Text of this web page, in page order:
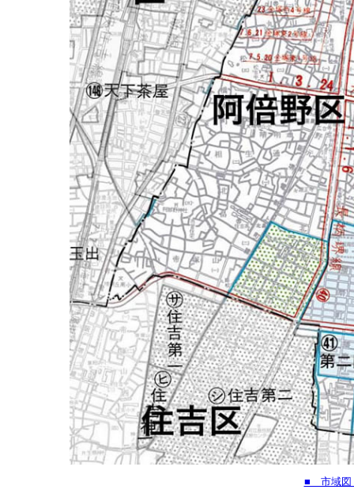
■ 市域図